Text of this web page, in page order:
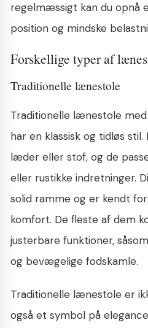
regelmæssigt kan du opnå
position og mindske
Forskellige typer af
Traditionelle lænestole
Traditionelle lænestole
har en klassisk og tidløs
læder eller stof, og de
eller rustikke indretninger.
solid ramme og er kendt
komfort. De fleste af dem
justerbare funktioner,
og bevægelige fodskamle.
Traditionelle lænestole er
også et symbol på